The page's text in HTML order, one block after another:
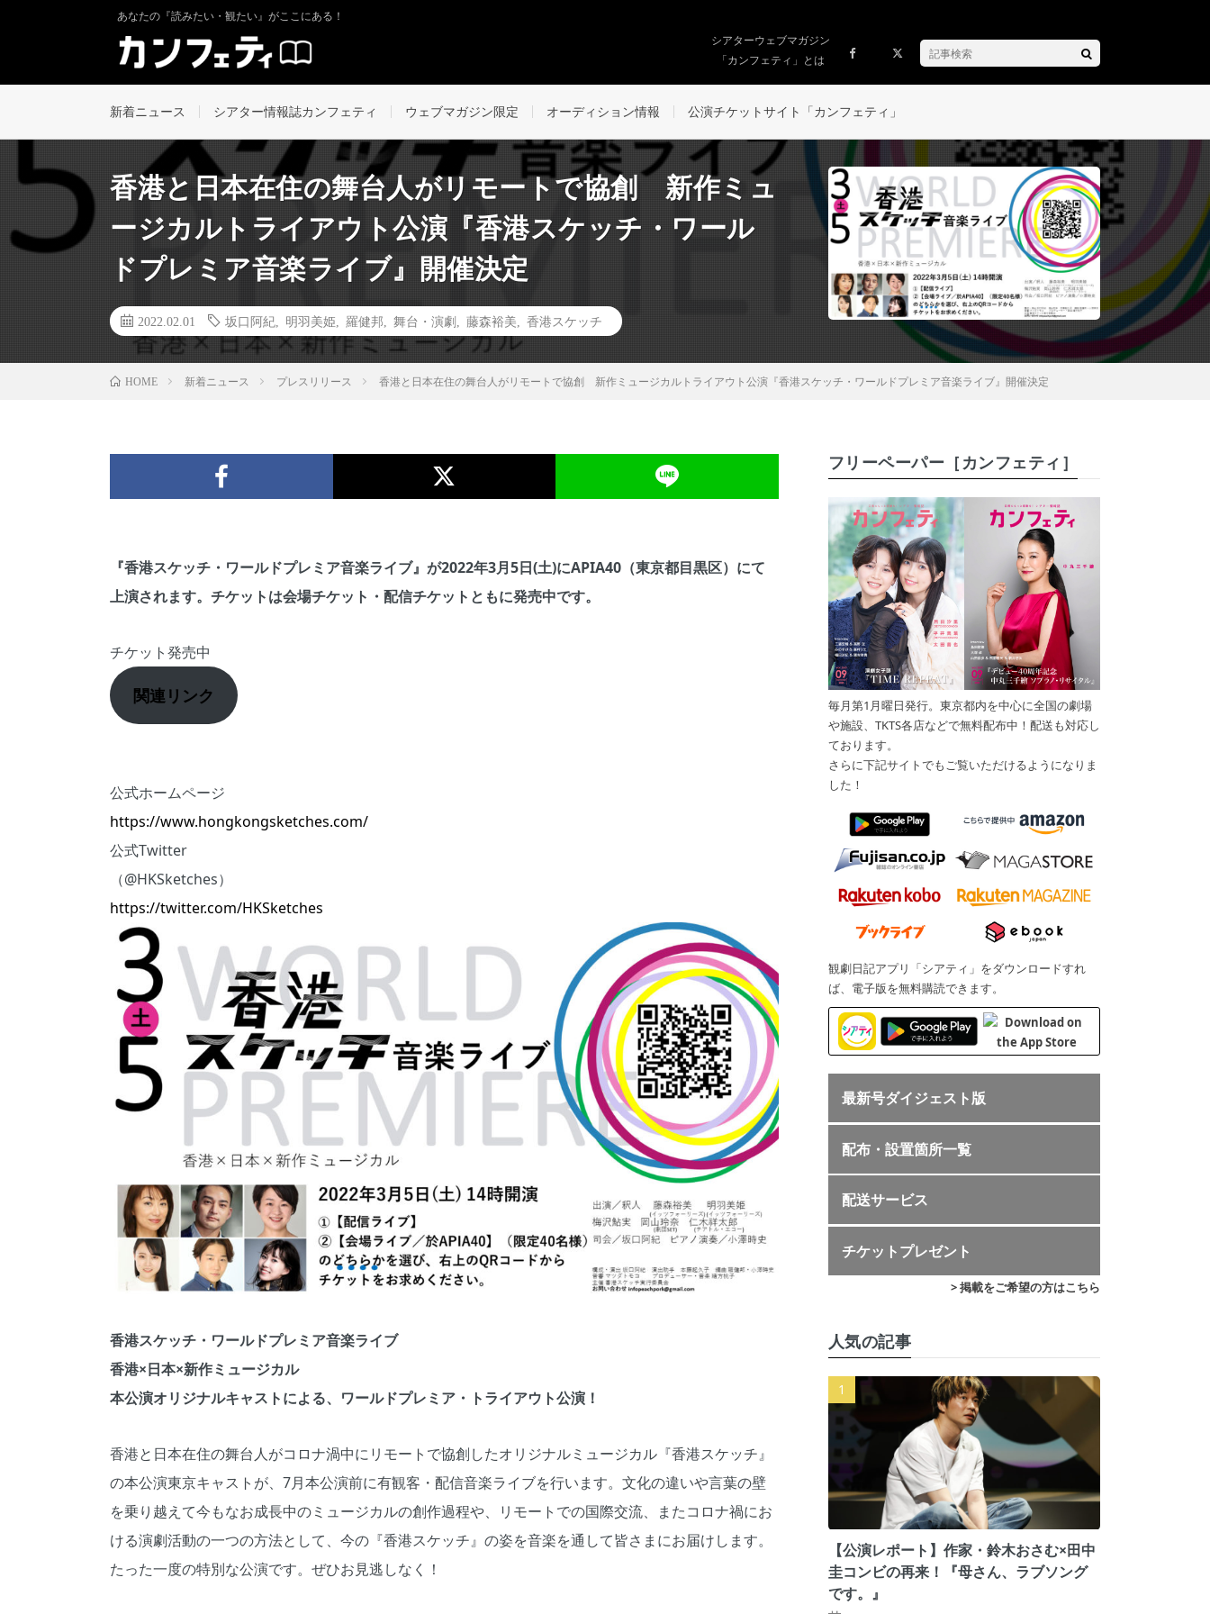
あなたの『読みたい・観たい』がここにある！
シアターウェブマガジン
「カンフェティ」とは
新着ニュース シアター情報誌カンフェティ ウェブマガジン限定 オーディション情報 公演チケットサイト「カンフェティ」
香港と日本在住の舞台人がリモートで協創 新作ミュ
ージカルトライアウト公演『香港スケッチ・ワール
ドプレミア音楽ライブ』開催決定
2022.02.01 坂口阿紀 明羽美姫 羅健邦 舞台・演劇 藤森裕美 香港スケッチ
HOME 新着ニュース プレスリリース 香港と日本在住の舞台人がリモートで協創 新作ミュージカルトライアウト公演『香港スケッチ・ワールドプレミア音楽ライブ』開催決定
『香港スケッチ・ワールドプレミア音楽ライブ』が2022年3月5日(土)にAPIA40（東京都目黒区）にて
上演されます。チケットは会場チケット・配信チケットともに発売中です。
チケット発売中
関連リンク
公式ホームページ
https://www.hongkongsketches.com/
公式Twitter
（@HKSketches）
https://twitter.com/HKSketches
香港スケッチ・ワールドプレミア音楽ライブ
香港×日本×新作ミュージカル
本公演オリジナルキャストによる、ワールドプレミア・トライアウト公演！
香港と日本在住の舞台人がコロナ渦中にリモートで協創したオリジナルミュージカル『香港スケッチ』
の本公演東京キャストが、7月本公演前に有観客・配信音楽ライブを行います。文化の違いや言葉の壁
を乗り越えて今もなお成長中のミュージカルの創作過程や、リモートでの国際交流、またコロナ禍にお
ける演劇活動の一つの方法として、今の『香港スケッチ』の姿を音楽を通して皆さまにお届けします。
たった一度の特別な公演です。ぜひお見逃しなく！
フリーペーパー［カンフェティ］
毎月第1月曜日発行。東京都内を中心に全国の劇場
や施設、TKTS各店などで無料配布中！配送も対応し
ております。
さらに下記サイトでもご覧いただけるようになりま
した！
観劇日記アプリ「シアティ」をダウンロードすれ
ば、電子版を無料購読できます。
最新号ダイジェスト版
配布・設置箇所一覧
配送サービス
チケットプレゼント
> 掲載をご希望の方はこちら
人気の記事
【公演レポート】作家・鈴木おさむ×田中
圭コンビの再来！『母さん、ラブソング
です。』